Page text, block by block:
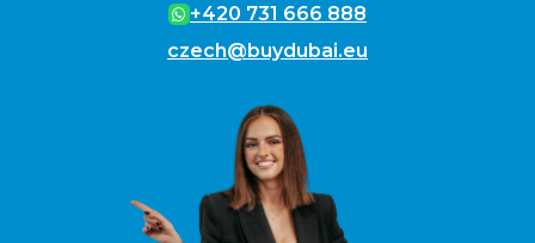
+420 731 666 888
czech@buydubai.eu